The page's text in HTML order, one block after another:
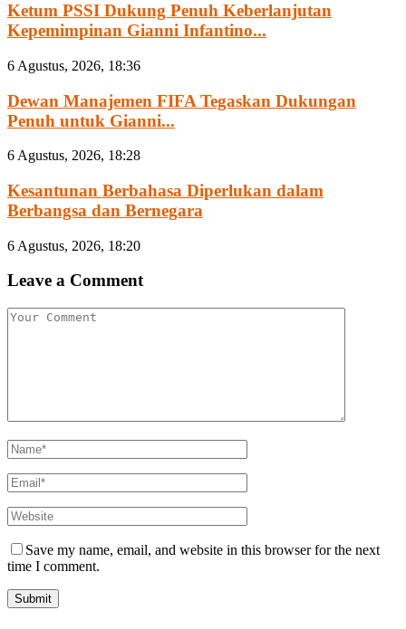
Ketum PSSI Dukung Penuh Keberlanjutan
Kepemimpinan Gianni Infantino...
6 Agustus, 2026, 18:36
Dewan Manajemen FIFA Tegaskan Dukungan
Penuh untuk Gianni...
6 Agustus, 2026, 18:28
Kesantunan Berbahasa Diperlukan dalam
Berbangsa dan Bernegara
6 Agustus, 2026, 18:20
Leave a Comment
Save my name, email, and website in this browser for the next
time I comment.